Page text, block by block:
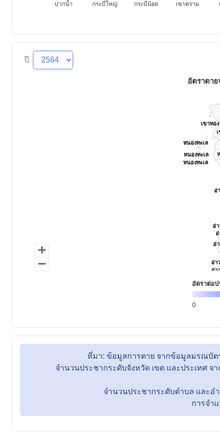
ปากน้ำ กระบี่ใหญ่ กระบี่น้อย เขาคราม
ปี
ที่มา: ข้อมูลการตาย จากข้อมูลมรณบัต
จำนวนประชากระดับจังหวัด เขต และประเทศ จา
จำนวนประชากระดับตำบล และอำ
การจำแน